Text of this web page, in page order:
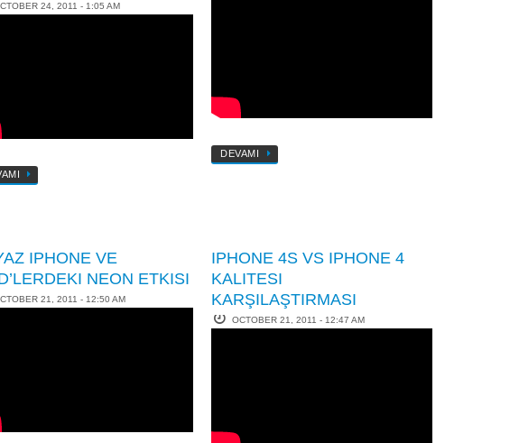
24, 2011 - 1:05 AM
DEVAMI
IPHONE VE
NEON ETKISI
21, 2011 - 12:50 AM
IPHONE 4S VS IPHONE 4
KALITESI
KARŞILAŞTIRMASI
OCTOBER 21, 2011 - 12:47 AM